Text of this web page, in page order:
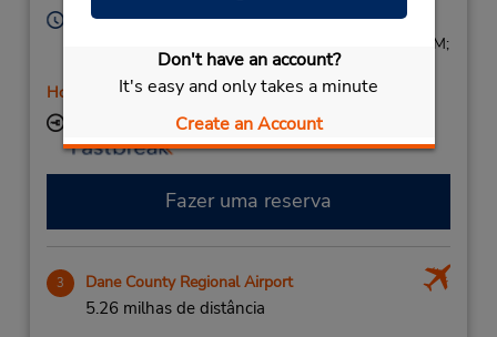
Don't have an account?
It's easy and only takes a minute
Create an Account
Horário de funcionamento:
Mon - Fri 8:00 AM - 12:30 PM and 2:00 PM - 5:00 PM;
Sat 8:00 AM - 12:00 PM
Horário de feriado
Local de entrega das chaves
Fazer uma reserva
3 Dane County Regional Airport
5.26 milhas de distância